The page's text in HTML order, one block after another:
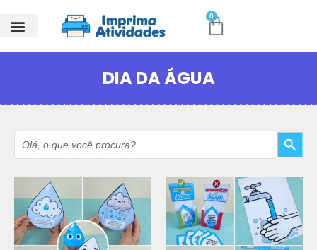
0
DIA DA ÁGUA
Search
for:
Search Button